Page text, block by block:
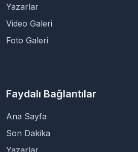
Yazarlar
Video Galeri
Foto Galeri
Faydalı Bağlantılar
Ana Sayfa
Son Dakika